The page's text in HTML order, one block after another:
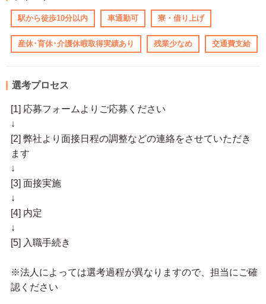
駅から徒歩10分以内 車通勤可 寮・借り上げ
産休･育休･介護休暇取得実績あり 残業少なめ 交通費支給
選考プロセス
[1] 応募フォームよりご応募ください
↓
[2] 弊社より面接日程の調整などの連絡をさせていただき
ます
↓
[3] 面接実施
↓
[4] 内定
↓
[5] 入職手続き
※法人によっては選考過程が異なりますので、担当にご確
認ください